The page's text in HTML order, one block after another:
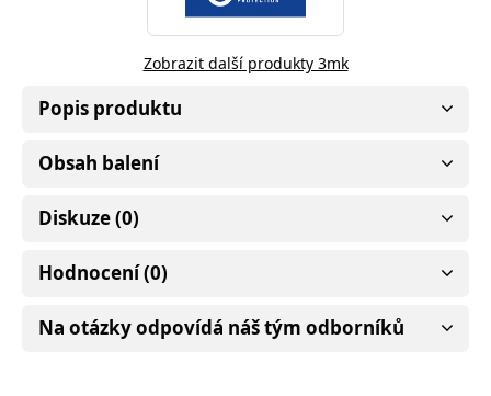
Zobrazit další produkty 3mk
Popis produktu
Obsah balení
Diskuze (0)
Hodnocení (0)
Na otázky odpovídá náš tým odborníků